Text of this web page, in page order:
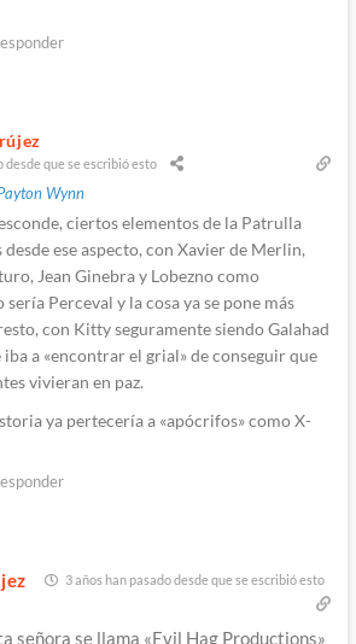
desde que se escribió esto
Wynn
ciertos elementos de la Patrulla
desde ese aspecto, con Xavier de Merlin,
Jean Ginebra y Lobezno como
sería Perceval y la cosa ya se pone más
con Kitty seguramente siendo Galahad
a «encontrar el grial» de conseguir que
vivieran en paz.
ya pertecería a «apócrifos» como X-
3 años han pasado desde que se escribió esto
señora se llama «Evil Hag Productions»